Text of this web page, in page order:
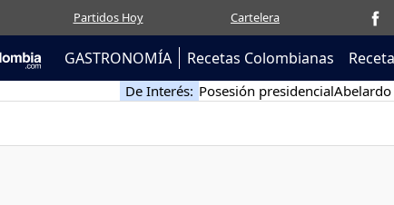
Partidos Hoy Cartelera
GASTRONOMÍA Recetas Colombianas
De Interés: Posesión presidencialAbelardo